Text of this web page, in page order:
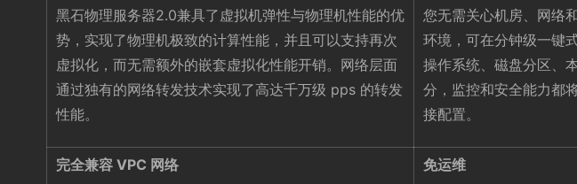
黑石物理服务器2.0兼具了虚拟机弹性与物理机性能的优
势，实现了物理机极致的计算性能，并且可以支持再次
虚拟化，而无需额外的嵌套虚拟化性能开销。网络层面
通过独有的网络转发技术实现了高达千万级 pps 的转发
性能。
您无需关心机房、网络
环境，可在分钟级一键
操作系统、磁盘分区、
分，监控和安全能力都
接配置。
完全兼容 VPC 网络 免运维